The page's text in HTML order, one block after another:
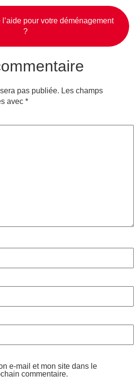
pour votre déménagement
?
pas publiée. Les champs
avec *
e-mail et mon site dans le
commentaire.